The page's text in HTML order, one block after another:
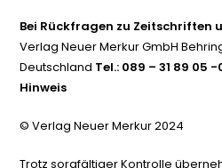
Bei Rückfragen zu Zeitschriften
Verlag Neuer Merkur GmbH
Deutschland Tel.: 089 – 31 89 05 -
Hinweis
© Verlag Neuer Merkur 2024
Trotz sorgfältiger Kontrolle